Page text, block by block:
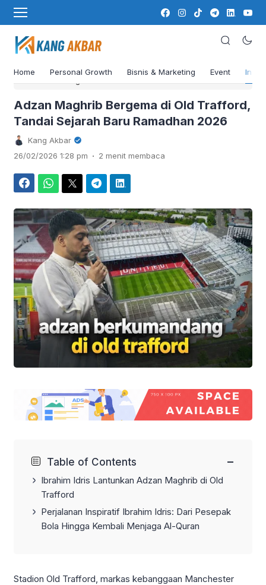
Home Personal Growth Bisnis & Marketing Event
Adzan Maghrib Bergema di Old Trafford,
Tandai Sejarah Baru Ramadhan 2026
Kang Akbar
26/02/2026 1:28 pm . 2 menit membaca
Table of Contents −
Ibrahim Idris Lantunkan Adzan Maghrib di Old
Trafford
Perjalanan Inspiratif Ibrahim Idris: Dari Pesepak
Bola Hingga Kembali Menjaga Al-Quran
Stadion Old Trafford, markas kebanggaan Manchester